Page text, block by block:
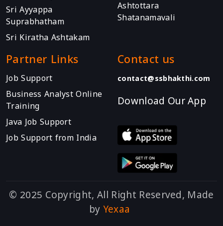
Sri Ayyappa
Suprabhatham
Sri Kiratha Ashtakam
Ashtottara
Shatanamavali
Partner Links
Job Support
Business Analyst Online
Training
Java Job Support
Job Support from India
Contact us
contact@ssbhakthi.com
Download Our App
© 2025 Copyright, All Right Reserved, Made
by Yexaa